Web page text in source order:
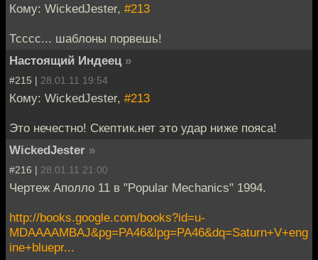
Кому: WickedJester, #213
Тсссс... шаблоны порвешь!
Настоящий Индеец »
#215 | 28.01.11 19:54
Кому: WickedJester, #213
Это нечестно! Скептик.нет это удар ниже пояса!
WickedJester »
#216 | 28.01.11 21:00
Чертеж Аполло 11 в "Popular Mechanics" 1994.
http://books.google.com/books?id=u-
MDAAAAMBAJ&pg=PA46&lpg=PA46&dq=Saturn+V+eng
ine+bluepr...